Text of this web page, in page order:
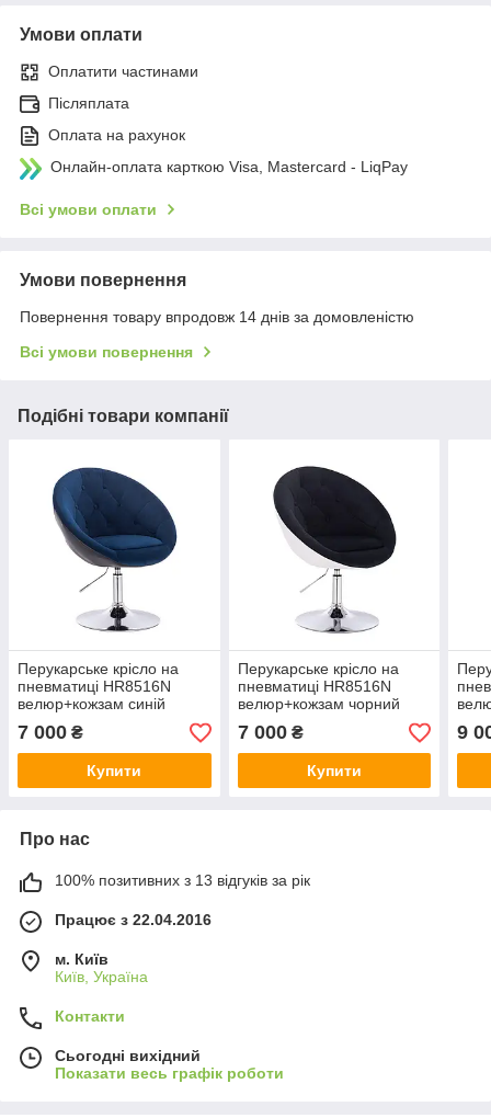
Умови оплати
Оплатити частинами
Післяплата
Оплата на рахунок
Онлайн-оплата карткою Visa, Mastercard - LiqPay
Всі умови оплати
Умови повернення
Повернення товару впродовж 14 днів за домовленістю
Всі умови повернення
Подібні товари компанії
Перукарське крісло на
пневматиці HR8516N
велюр+кожзам синій
7 000 ₴
Купити
Перукарське крісло на
пневматиці HR8516N
велюр+кожзам чорний
7 000₴
Купити
9
Про нас
100% позитивних з 13 відгуків за рік
Працює з 22.04.2016
м. Київ
Київ, Україна
Контакти
Сьогодні вихідний
Показати весь графік роботи